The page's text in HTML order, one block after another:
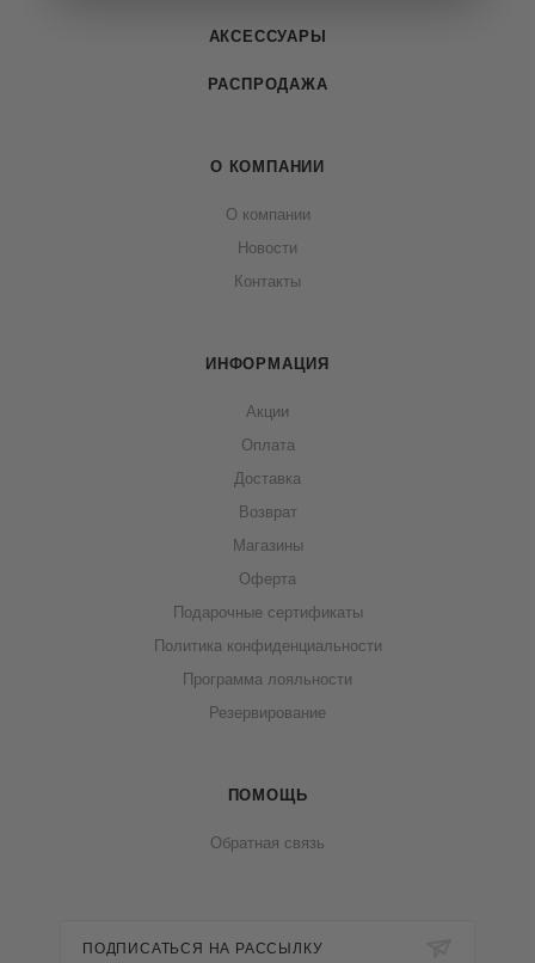
АКСЕССУАРЫ
РАСПРОДАЖА
О КОМПАНИИ
О компании
Новости
Контакты
ИНФОРМАЦИЯ
Акции
Оплата
Доставка
Возврат
Магазины
Оферта
Подарочные сертификаты
Политика конфиденциальности
Программа лояльности
Резервирование
ПОМОЩЬ
Обратная связь
ПОДПИСАТЬСЯ НА РАССЫЛКУ